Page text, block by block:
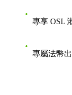
專享 OSL
專屬法幣